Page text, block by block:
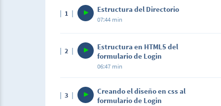
través de un selector. Es la primera
algunos temas.
1 Estructura del Directorio
07:44 min
En este vídeo crearemos la estructura de
recursos que utilizaremos para, la
2
Estructura en HTML5 del
formulario de Login
06:47 min
En este video se hace la estructura en
3
Creando el diseño en css al
formulario de Login